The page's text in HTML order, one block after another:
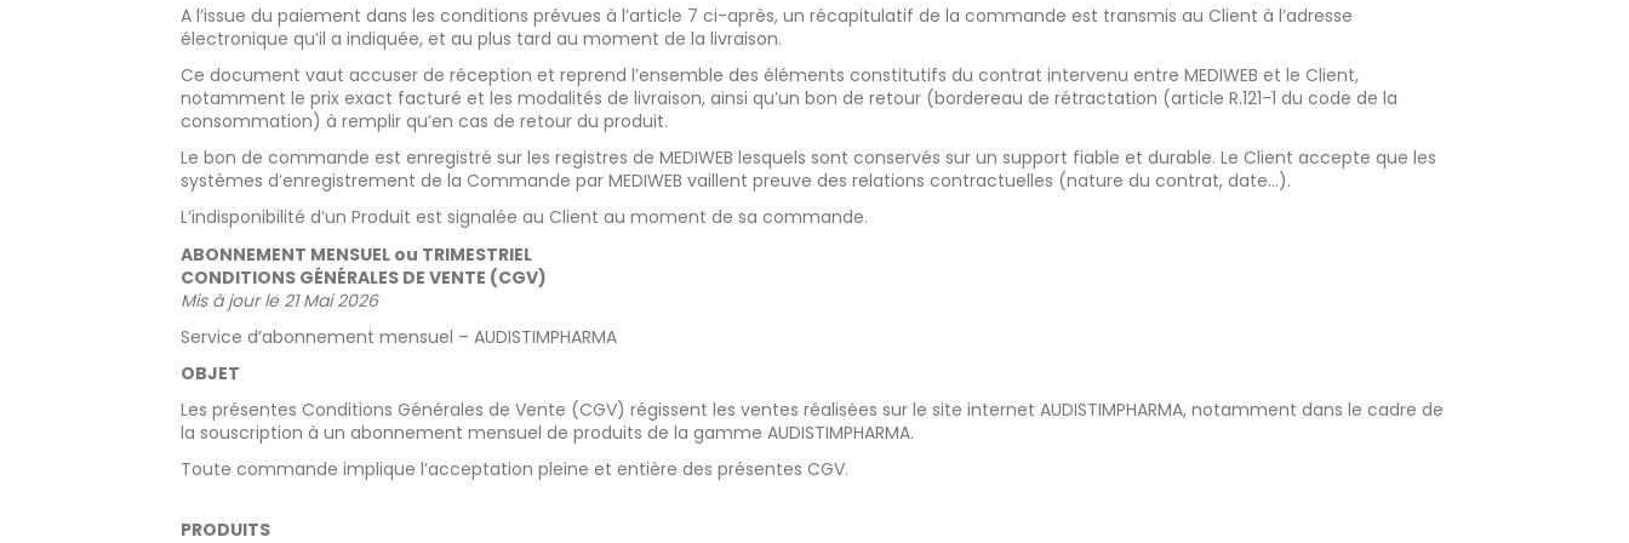
A l’issue du paiement dans les conditions prévues à l’article 7 ci-après, un récapitulatif de la commande est transmis au Client à l’adresse
électronique qu’il a indiquée, et au plus tard au moment de la livraison.
Ce document vaut accuser de réception et reprend l’ensemble des éléments constitutifs du contrat intervenu entre MEDIWEB et le Client,
notamment le prix exact facturé et les modalités de livraison, ainsi qu’un bon de retour (bordereau de rétractation (article R.121-1 du code de la
consommation) à remplir qu’en cas de retour du produit.
Le bon de commande est enregistré sur les registres de MEDIWEB lesquels sont conservés sur un support fiable et durable. Le Client accepte que les
systèmes d’enregistrement de la Commande par MEDIWEB vaillent preuve des relations contractuelles (nature du contrat, date…).
L’indisponibilité d’un Produit est signalée au Client au moment de sa commande.
ABONNEMENT MENSUEL ou TRIMESTRIEL
CONDITIONS GÉNÉRALES DE VENTE (CGV)
Mis à jour le 21 Mai 2026
Service d’abonnement mensuel – AUDISTIMPHARMA
OBJET
Les présentes Conditions Générales de Vente (CGV) régissent les ventes réalisées sur le site internet AUDISTIMPHARMA, notamment dans le cadre de
la souscription à un abonnement mensuel de produits de la gamme AUDISTIMPHARMA.
Toute commande implique l’acceptation pleine et entière des présentes CGV.
PRODUITS